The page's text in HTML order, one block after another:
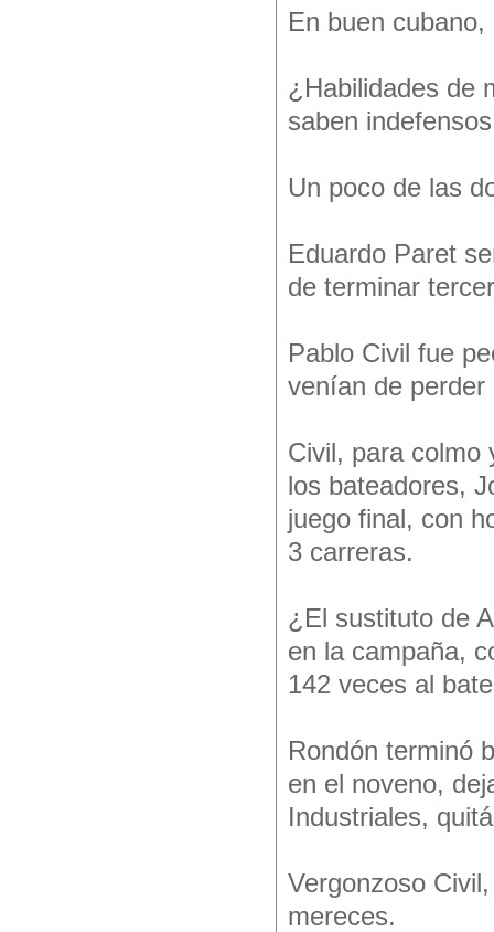
En buen
¿Habilidades de
saben
Un poco de las
Eduardo Paret
de terminar
Pablo Civil fue
venían de perder
Civil, para colmo
los bateadores,
juego final, con
3 carreras.
¿El sustituto de
en la campaña,
142 veces al
Rondón terminó
en el noveno,
Industriales,
Vergonzoso
mereces.